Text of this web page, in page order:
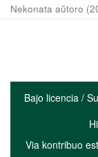
Nekonata aŭtoro (
Bajo licencia /
Via kontribuo